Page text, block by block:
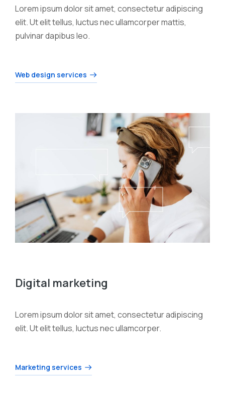
Lorem ipsum dolor sit amet, consectetur adipiscing
elit. Ut elit tellus, luctus nec ullamcorper mattis,
pulvinar dapibus leo.
Web design services
Digital marketing
Lorem ipsum dolor sit amet, consectetur adipiscing
elit. Ut elit tellus, luctus nec ullamcorper.
Marketing services